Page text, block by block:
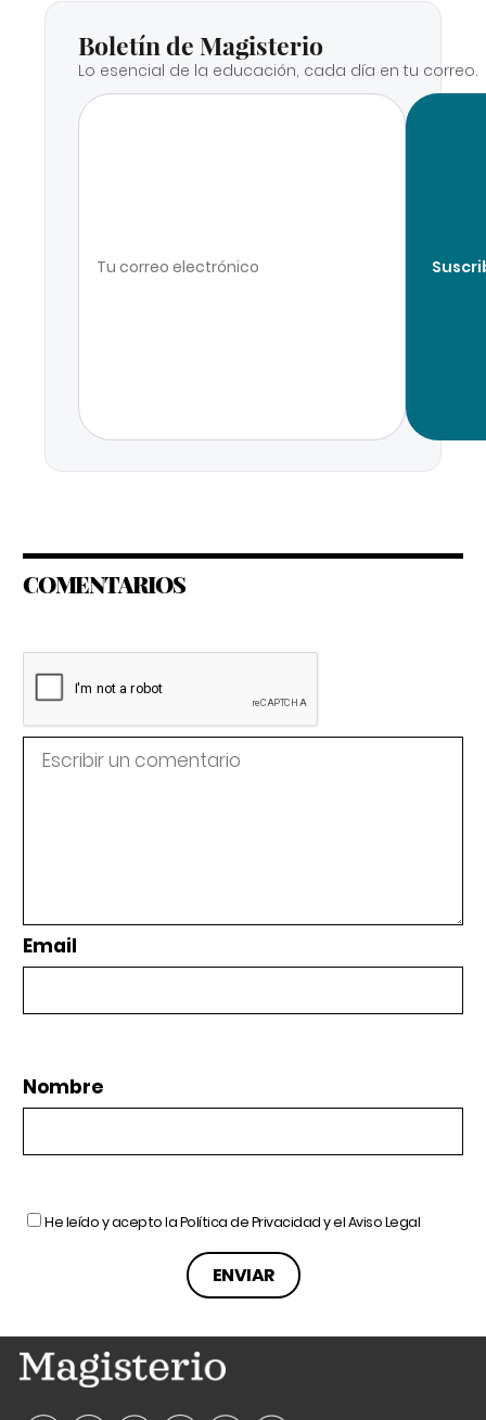
Boletín de Magisterio
Lo esencial de la educación, cada día en tu correo.
COMENTARIOS
Email
Nombre
He leído y acepto laPolítica de Privacidady elAviso Legal